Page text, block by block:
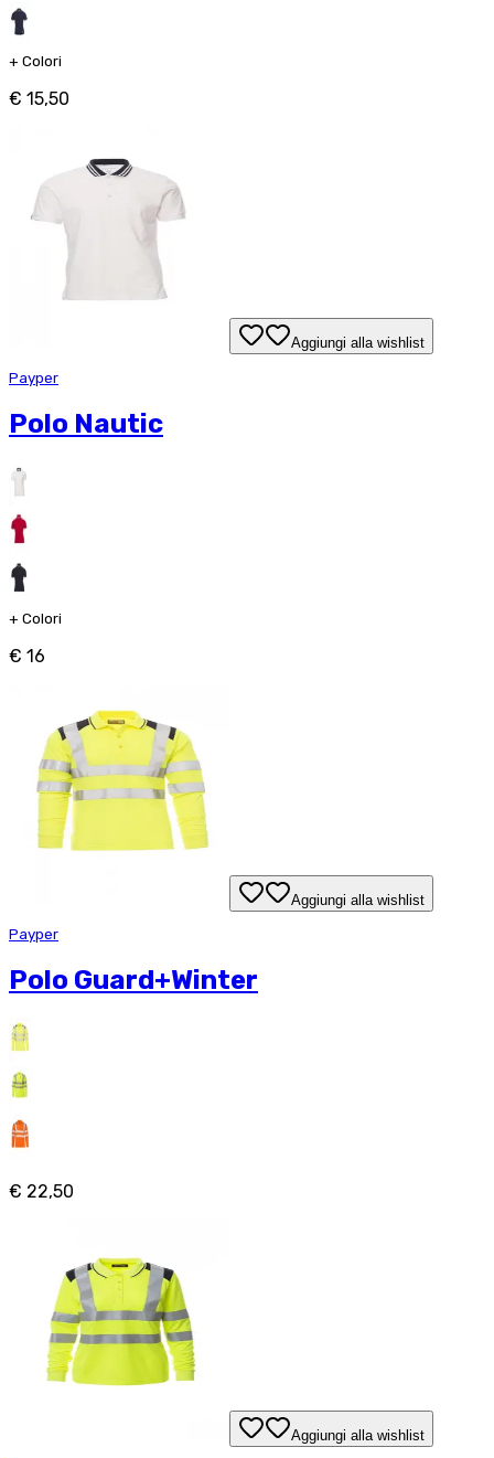
+ Colori
€ 15,50
Aggiungi alla wishlist
Payper
Polo Nautic
+ Colori
€ 16
Aggiungi alla wishlist
Payper
Polo Guard+Winter
€ 22,50
Aggiungi alla wishlist